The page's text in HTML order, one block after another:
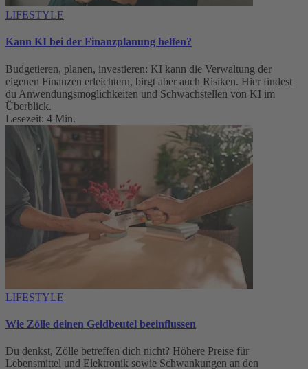
LIFESTYLE
Kann KI bei der Finanzplanung helfen?
Budgetieren, planen, investieren: KI kann die Verwaltung der
eigenen Finanzen erleichtern, birgt aber auch Risiken. Hier findest
du Anwendungsmöglichkeiten und Schwachstellen von KI im
Überblick.
Lesezeit: 4 Min.
LIFESTYLE
Wie Zölle deinen Geldbeutel beeinflussen
Du denkst, Zölle betreffen dich nicht? Höhere Preise für
Lebensmittel und Elektronik sowie Schwankungen an den